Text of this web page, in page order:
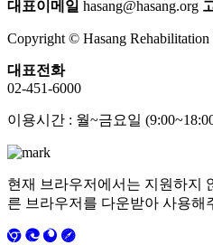
대표이메일 hasang@hasang.org
Copyright © Hasang Rehabilitation
대표전화
02-451-6000
이용시간 : 월~금요일
현재 브라우저에서는 지원하지
른 브라우저를 다운받아 사용해